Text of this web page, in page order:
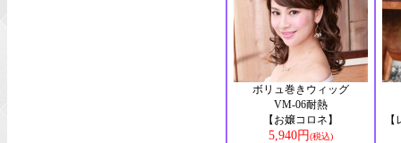
ボリュ巻きウィッグ
VM-06耐熱
【お嬢コロネ】
5,940円(税込)